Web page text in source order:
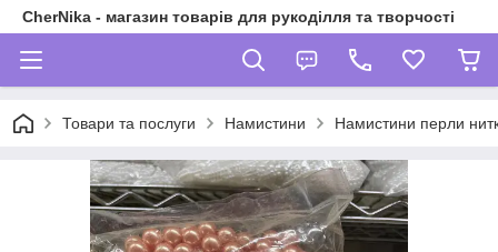
CherNika - магазин товарів для рукоділля та творчості
Товари та послуги Намистини Намистини перли